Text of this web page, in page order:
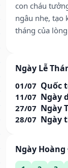
con cháu
ngâu nhẹ, tạo
tháng của
Ngày Lễ
01/07 Quốc
11/07 Ngày
27/07 Ngày
28/07 Ngày
Ngày